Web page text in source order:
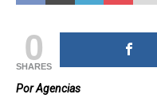
0
SHARES
Por Agencias